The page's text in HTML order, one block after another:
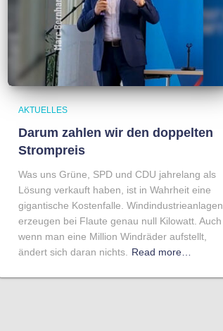
AKTUELLES
Darum zahlen wir den doppelten
Strompreis
Was uns Grüne, SPD und CDU jahrelang als
Lösung verkauft haben, ist in Wahrheit eine
gigantische Kostenfalle. Windindustrieanlagen
erzeugen bei Flaute genau null Kilowatt. Auch
wenn man eine Million Windräder aufstellt,
ändert sich daran nichts.
Read more…